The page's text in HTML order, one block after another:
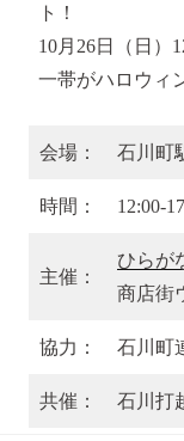
ト！
10月26日（日）
一帯がハロウィ
会場： 石川町
時間： 12:00-
主催：
ひらが
商店街
協力： 石川町
共催： 石川打